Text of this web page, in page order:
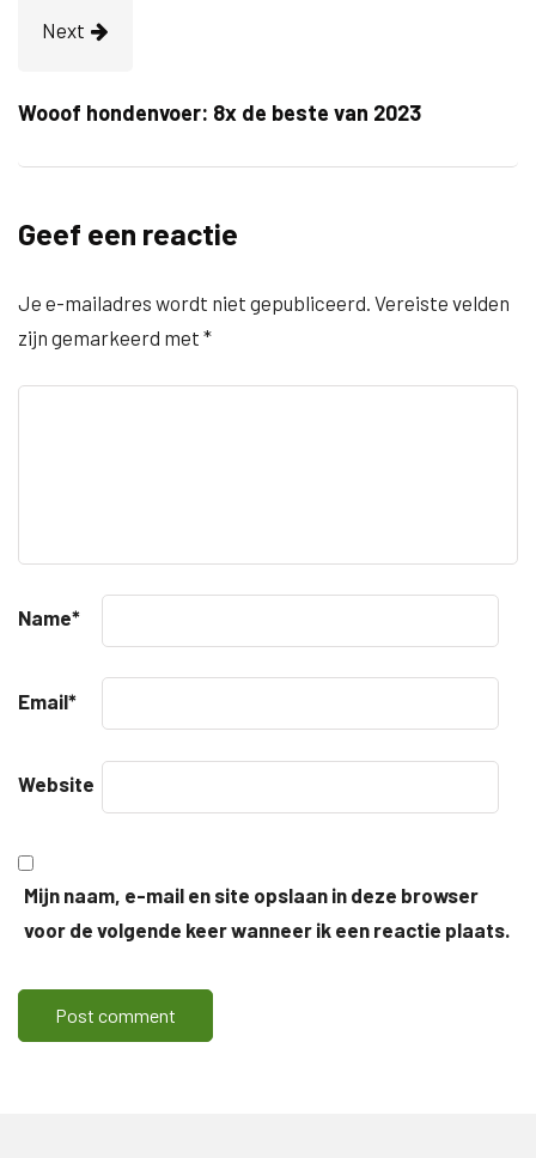
Next
Wooof hondenvoer: 8x de beste van 2023
Geef een reactie
Je e-mailadres wordt niet gepubliceerd. Vereiste velden
zijn gemarkeerd met *
Name*
Email*
Website
Mijn naam, e-mail en site opslaan in deze browser
voor de volgende keer wanneer ik een reactie plaats.